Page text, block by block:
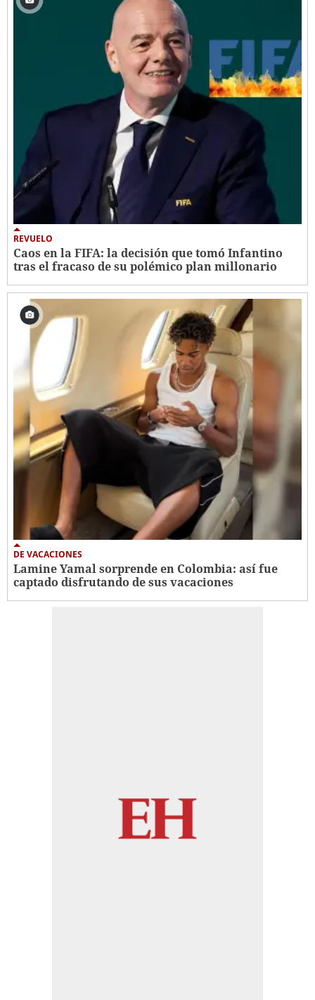
REVUELO
Caos en la FIFA: la decisión que tomó Infantino
tras el fracaso de su polémico plan millonario
DE VACACIONES
Lamine Yamal sorprende en Colombia: así fue
captado disfrutando de sus vacaciones